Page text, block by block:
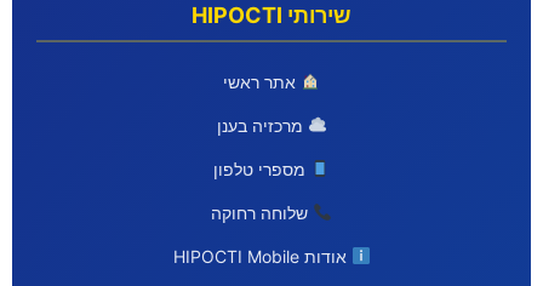
שירותי HIPOCTI
אתר ראשי
מרכזיה בענן
מספרי טלפון
שלוחה רחוקה
אודות HIPOCTI Mobile